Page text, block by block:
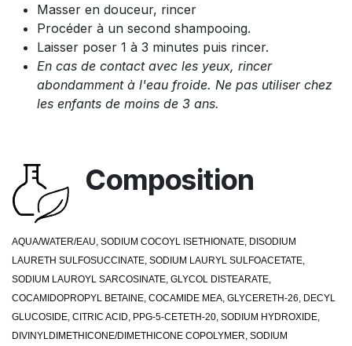
Masser en douceur, rincer
Procéder à un second shampooing.
Laisser poser 1 à 3 minutes puis rincer.
En cas de contact avec les yeux, rincer
abondamment à l'eau froide. Ne pas utiliser chez
les enfants de moins de 3 ans.
Composition
AQUA/WATER/EAU, SODIUM COCOYL ISETHIONATE, DISODIUM
LAURETH SULFOSUCCINATE, SODIUM LAURYL SULFOACETATE,
SODIUM LAUROYL SARCOSINATE, GLYCOL DISTEARATE,
COCAMIDOPROPYL BETAINE, COCAMIDE MEA, GLYCERETH-26, DECYL
GLUCOSIDE, CITRIC ACID, PPG-5-CETETH-20, SODIUM HYDROXIDE,
DIVINYLDIMETHICONE/DIMETHICONE COPOLYMER, SODIUM